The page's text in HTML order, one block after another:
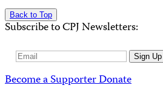
Back to Top
Subscribe to CPJ Newsletters:
Email
Sign Up
Become a SupporterDonate